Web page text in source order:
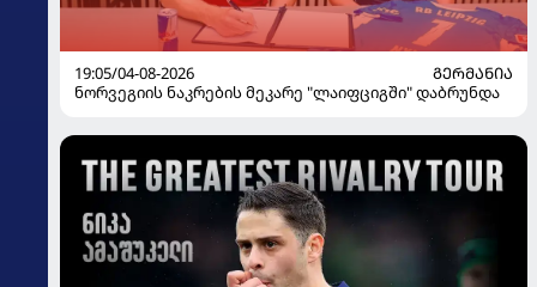
19:05/04-08-2026
ᲒᲔᲠᲛᲐᲜᲘᲐ
ნორვეგიის ნაკრების მეკარე "ლაიფციგში" დაბრუნდა